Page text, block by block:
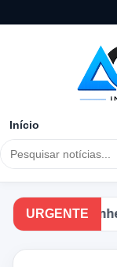
Início
URGENTE
Acompanhe